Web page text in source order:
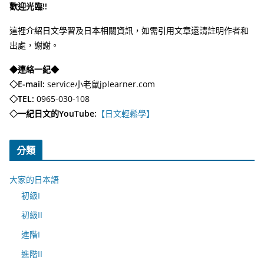
歡迎光臨!!
這裡介紹日文學習及日本相關資訊，如需引用文章還請註明作者和
出處，謝謝。
◆連絡一紀◆
◇E-mail: service小老鼠jplearner.com
◇TEL: 0965-030-108
◇一紀日文的YouTube: 【日文輕鬆學】
分類
大家的日本語
初級I
初級II
進階I
進階II